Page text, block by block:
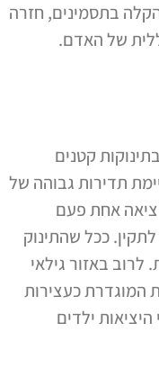
בתסמינים, חזרה
של האדם.
קטנים
תדירות גבוהה של
ועד ליציאה אחת פעם
ככל שהתינוק
לרוב באזור גילאי
המוגדרת כעצירות
ילדים